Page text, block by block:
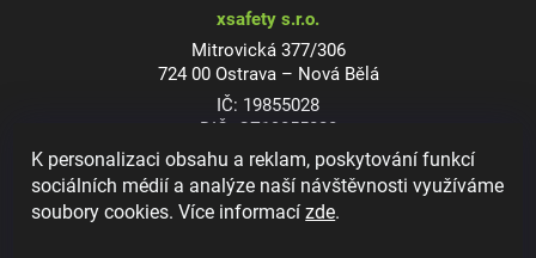
K personalizaci obsahu a reklam, poskytování funkcí
sociálních médií a analýze naší návštěvnosti využíváme
soubory cookies. Více informacízde.
xsafety s.r.o.
Mitrovická 377/306
724 00 Ostrava – Nová Bělá
IČ: 19855028
DIČ: CZ19855028